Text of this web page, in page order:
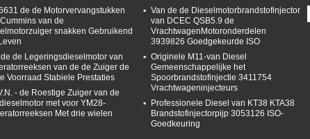
Type:
Injecteur
formaat:STD
Kwaliteit:uitstekende
kwaliteit
3919339
Het Ijzer van
het Gietijzerstaal
formaat:
STD
Kwaliteit:
kwaliteit
Toepassing:
Vrachtwagenmotor
de de Motorvervangstukken
van de
snakken Gebruikend
de Legeringsdieselmotor van
van de de Zuiger de
Voorraad Stabiele Prestaties
- de Roestige Zuiger van de
met voor YM28-
Met drie wielen
Van de de Dieselmotorbrandstofinjector
van DCEC QSB5.9 de
VrachtwagenMotoronderdelen
3939826 Goedgekeurde ISO
Originele M11-van Diesel
Gemeenschappelijke het
Spoorbrandstofinjectie 3411754
Vrachtwageninjecteurs
Professionele Diesel van KT38 KTA38
Brandstofinjectorpijp 3053126 ISO-
Goedkeuring